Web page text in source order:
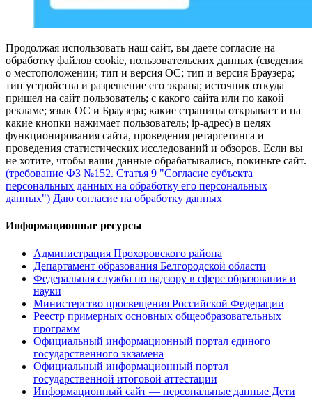
Продолжая использовать наш сайт, вы даете согласие на
обработку файлов cookie, пользовательских данных (сведения
о местоположении; тип и версия ОС; тип и версия Браузера;
тип устройства и разрешение его экрана; источник откуда
пришел на сайт пользователь; с какого сайта или по какой
рекламе; язык ОС и Браузера; какие страницы открывает и на
какие кнопки нажимает пользователь; ip-адрес) в целях
функционирования сайта, проведения ретаргетинга и
проведения статистических исследований и обзоров. Если вы
не хотите, чтобы ваши данные обрабатывались, покиньте сайт.
(требование ФЗ №152. Статья 9 "Согласие субъекта
персональных данных на обработку его персональных
данных") Даю согласие на обработку данных
Информационные ресурсы
Администрация Прохоровского района
Департамент образования Белгородской области
Федеральная служба по надзору в сфере образования и
науки
Министерство просвещения Российской Федерации
Реестр примерных основных общеобразовательных
программ
Официальный информационный портал единого
государственного экзамена
Официальный информационный портал
государственной итоговой аттестации
Информационный сайт — персональные данные Дети